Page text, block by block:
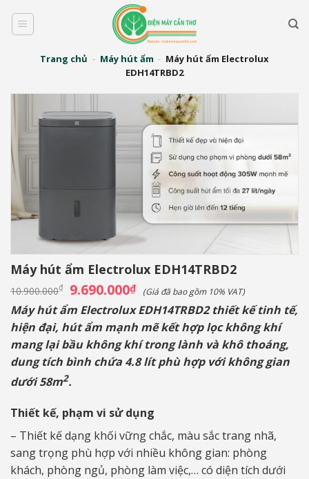
qua
Trang chủ - Máy hút ẩm - Máy hút ẩm Electrolux
EDH14TRBD2
Máy hút ẩm Electrolux EDH14TRBD2
10.900.000₫ Giá
gốc
là:
10.900.000₫.
9.690.000₫Giá
hiện
tại
là:
9.690.000₫.
(Giá đã bao gồm 10% VAT)
Máy hút ẩm Electrolux EDH14TRBD2 thiết kế tinh tế,
hiện đại, hút ẩm mạnh mẽ kết hợp lọc không khí
mang lại bầu không khí trong lành và khô thoáng,
dung tích bình chứa 4.8 lít phù hợp với không gian
dưới 58m2.
Thiết kế, phạm vi sử dụng
– Thiết kế dạng khối vững chắc, màu sắc trang nhã,
sang trọng phù hợp với nhiều không gian: phòng
khách, phòng ngủ, phòng làm việc,… có diện tích dưới